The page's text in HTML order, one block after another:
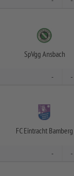
SpVgg Ansbach
- -
FC Eintracht Bamberg
- -